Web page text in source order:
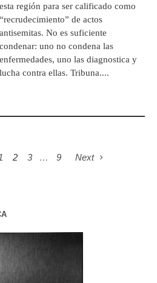
esta región para ser calificado como
“recrudecimiento” de actos
antisemitas. No es suficiente
condenar: uno no condena las
enfermedades, uno las diagnostica y
lucha contra ellas. Tribuna....
1 2 3 … 9 Next